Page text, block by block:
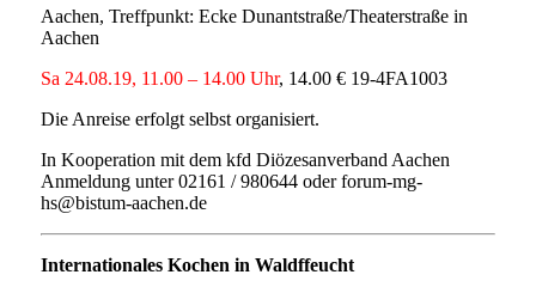
Aachen, Treffpunkt: Ecke Dunantstraße/Theaterstraße in
Aachen
Sa 24.08.19, 11.00 – 14.00 Uhr, 14.00 € 19-4FA1003
Die Anreise erfolgt selbst organisiert.
In Kooperation mit dem kfd Diözesanverband Aachen
Anmeldung unter 02161 / 980644 oder forum-mg-
hs@bistum-aachen.de
Internationales Kochen in Waldffeucht